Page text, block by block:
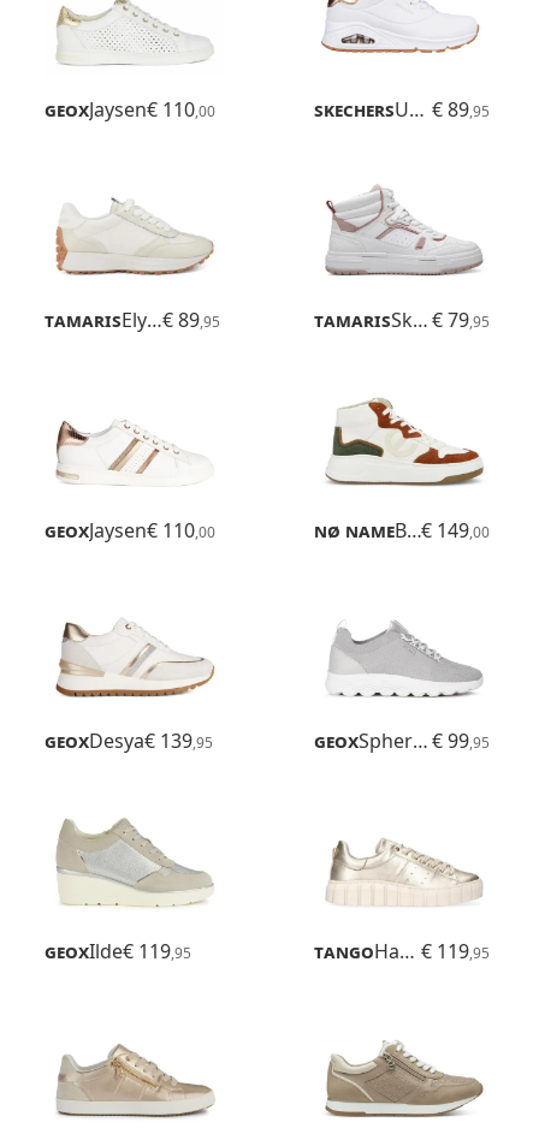
GeoxJaysen€ 110,00 Skechers UNO € 89,95
Tamaris Elysian€ 89,95 Tamaris Skylar€ 79,95
GeoxJaysen€ 110,00 Nø Name Bridget Mid€ 149,00
GeoxDesya€ 139,95 Geox Spherica€ 99,95
GeoxIlde€ 119,95 Tango Harper € 119,95